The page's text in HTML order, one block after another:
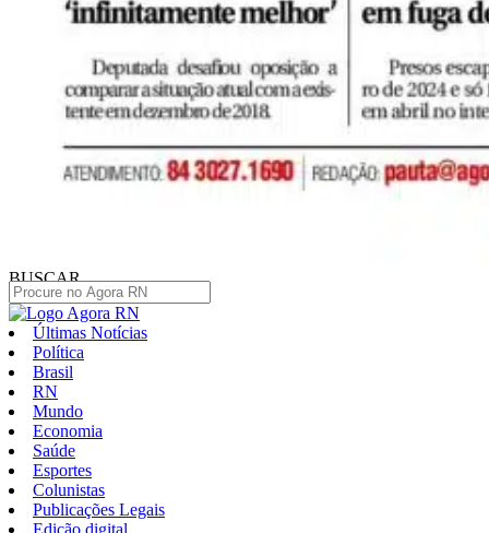
BUSCAR
Últimas Notícias
Política
Brasil
RN
Mundo
Economia
Saúde
Esportes
Colunistas
Publicações Legais
Edição digital